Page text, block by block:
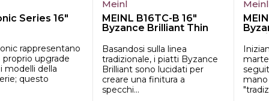
Series 16"
rappresentano
proprio upgrade
modelli della
questo
Meinl
MEINL B16TC-B 16"
Byzance Brilliant Thin
Basandosi sulla linea
tradizionale, i piatti Byzance
Brilliant sono lucidati per
creare una finitura a
specchi...
Meinl
mano